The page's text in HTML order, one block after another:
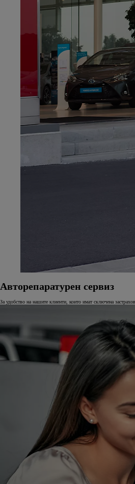
Авторепаратурен сервиз
За удобство на нашите клиенти, които имат сключена